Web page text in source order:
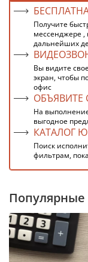
Получите
мессенджере ,
дальнейших
Вы видите
экран, чтобы
офис
ОБЪЯВИТЕ
На
выгодное
КАТАЛОГ
Поиск
фильтрам,
Популярные